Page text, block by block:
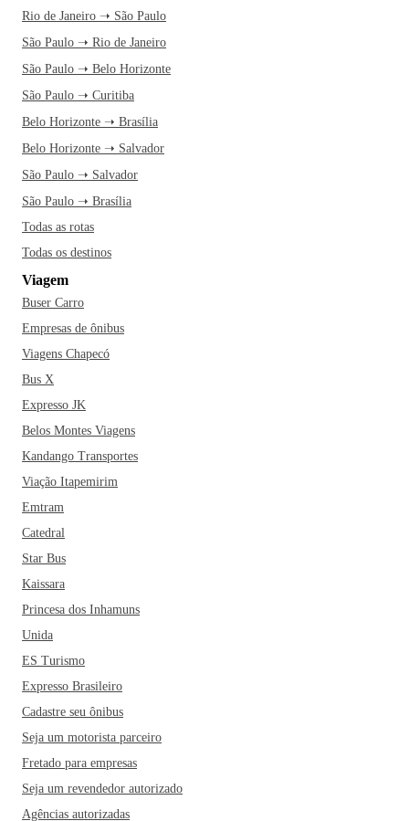
Rio de Janeiro ➝ São Paulo
São Paulo ➝ Rio de Janeiro
São Paulo ➝ Belo Horizonte
São Paulo ➝ Curitiba
Belo Horizonte ➝ Brasília
Belo Horizonte ➝ Salvador
São Paulo ➝ Salvador
São Paulo ➝ Brasília
Todas as rotas
Todas os destinos
Viagem
Buser Carro
Empresas de ônibus
Viagens Chapecó
Bus X
Expresso JK
Belos Montes Viagens
Kandango Transportes
Viação Itapemirim
Emtram
Catedral
Star Bus
Kaissara
Princesa dos Inhamuns
Unida
ES Turismo
Expresso Brasileiro
Cadastre seu ônibus
Seja um motorista parceiro
Fretado para empresas
Seja um revendedor autorizado
Agências autorizadas